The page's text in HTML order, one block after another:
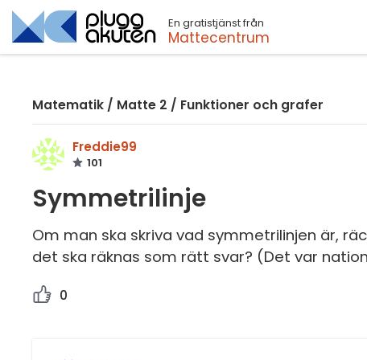
En gratistjänst från
Mattecentrum
Matematik / Matte 2 / Funktioner och grafer
Freddie99
101
Symmetrilinje
Om man ska skriva vad symmetrilinjen är,
det ska räknas som rätt svar? (Det var
0
Sök